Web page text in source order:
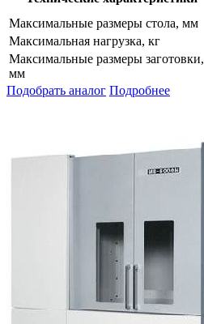
Максимальные размеры стола, мм
Максимальная нагрузка, кг
Максимальные размеры заготовки,
мм
Подобрать аналог Подробнее